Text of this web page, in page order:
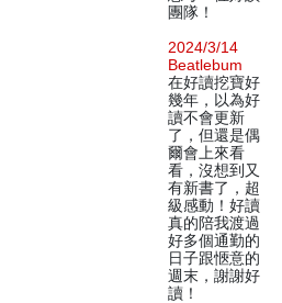
團隊！
2024/3/14
Beatlebum
在好讀挖寶好
幾年，以為好
讀不會更新
了，但還是偶
爾會上來看
看，沒想到又
有新書了，超
級感動！好讀
真的陪我渡過
好多個通勤的
日子跟愜意的
週末，謝謝好
讀！